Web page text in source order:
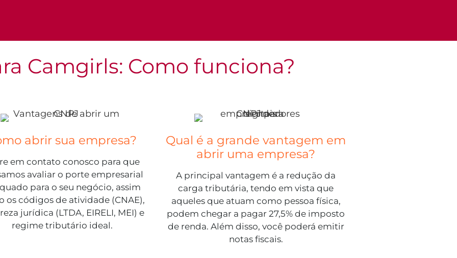
Camgirls: Como funciona?
abrir sua empresa?
em contato conosco para que
avaliar o porte empresarial
para o seu negócio, assim
os códigos de atividade (CNAE),
jurídica (LTDA, EIRELI, MEI) e
regime tributário ideal.
Qual é a grande vantagem em
abrir uma empresa?
A principal vantagem é a redução da
carga tributária, tendo em vista que
aqueles que atuam como pessoa física,
podem chegar a pagar 27,5% de imposto
de renda. Além disso, você poderá emitir
notas fiscais.